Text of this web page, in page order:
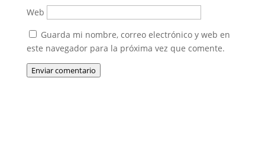
Web
Guarda mi nombre, correo electrónico y web en
este navegador para la próxima vez que comente.
Enviar comentario